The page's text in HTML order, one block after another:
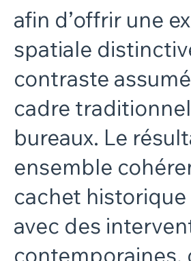
afin d’offrir une
spatiale
contraste
cadre
bureaux. Le
ensemble
cachet
avec des
contemporaines,